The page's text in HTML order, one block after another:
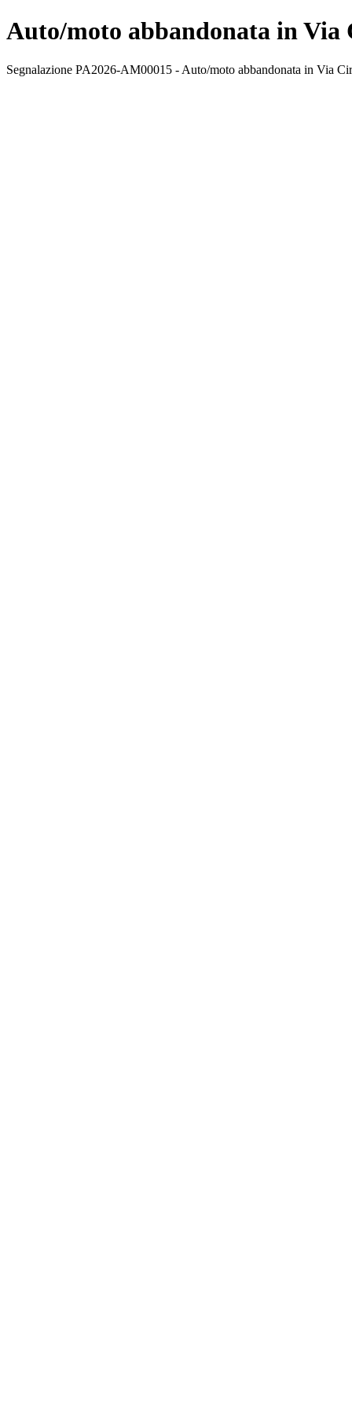
Auto/moto abbandonata in
Segnalazione PA2026-AM00015 - Auto/moto abbandonata in Via